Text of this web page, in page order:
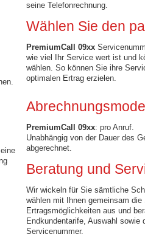
seine Telefonrechnung.
Wählen Sie den
PremiumCall 09xx
wie viel Ihr Service wert ist und
wählen. So können Sie ihre
optimalen Ertrag erzielen.
PremiumCall 09xx: pro Anruf.
Unabhängig von der Dauer des
abgerechnet.
Beratung und
Wir wickeln für Sie sämtliche
wählen mit Ihnen gemeinsam
Ertragsmöglichkeiten aus und
Endkundentarife, Auswahl sowie
Servicenummer.